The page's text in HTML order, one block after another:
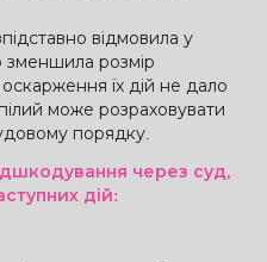
відмовила у
зменшила розмір
їх дій не дало
може розраховувати
порядку.
через суд,
дій: